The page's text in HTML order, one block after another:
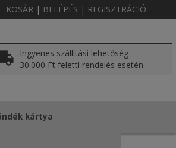
KOSÁR | BELÉPÉS | REGISZTRÁCIÓ
Ingyenes szállítási lehetőség
30.000 Ft feletti rendelés esetén
kártya